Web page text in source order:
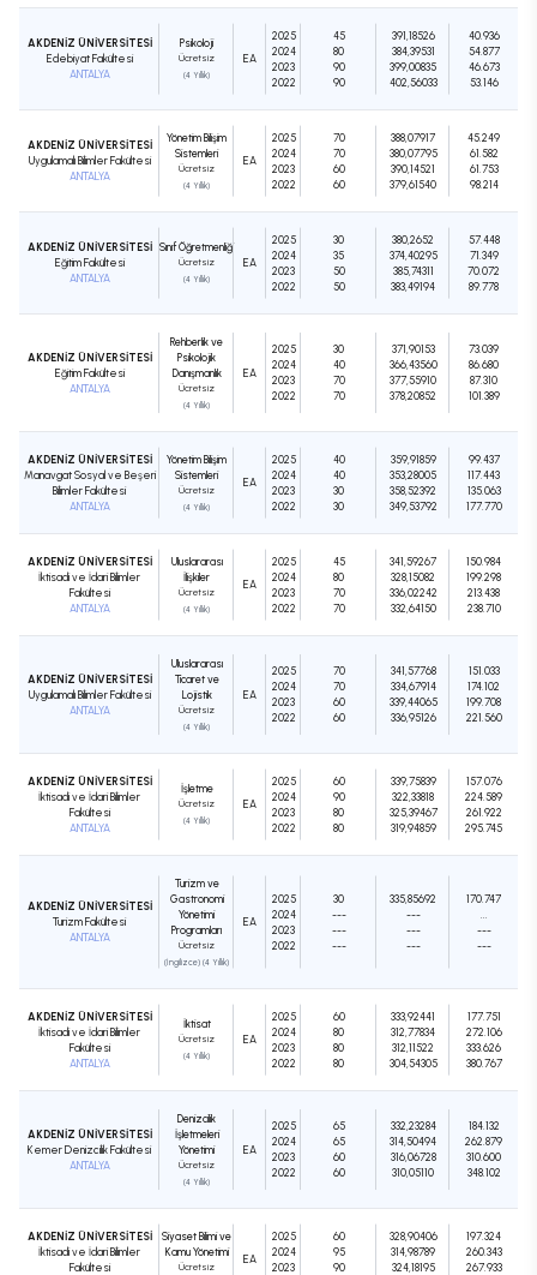
AKDENİZ ÜNİVERSİTESİ
Edebiyat Fakültesi
ANTALYA
Psikoloji
Ücretsiz
(4 Yıllık)
EA
2025
2024
2023
2022
45
80
90
90
391,18526
384,39531
399,00835
402,56033
40.936
54.877
46.673
53.146
AKDENİZ ÜNİVERSİTESİ
Uygulamalı Bilimler Fakültesi
ANTALYA
Yönetim Bilişim
Sistemleri
Ücretsiz
(4 Yıllık)
EA
2025
2024
2023
2022
70
70
60
60
388,07917
380,07795
390,14521
379,61540
45.249
61.582
61.753
98.214
AKDENİZ ÜNİVERSİTESİ
Eğitim Fakültesi
ANTALYA
Sınıf Öğretmenliği
Ücretsiz
(4 Yıllık)
EA
2025
2024
2023
2022
30
35
50
50
380,2652
374,40295
385,74311
383,49194
57.448
71.349
70.072
89.778
AKDENİZ ÜNİVERSİTESİ
Eğitim Fakültesi
ANTALYA
Rehberlik ve
Psikolojik
Danışmanlık
Ücretsiz
(4 Yıllık)
EA
2025
2024
2023
2022
30
40
70
70
371,90153
366,43560
377,55910
378,20852
73.039
86.680
87.310
101.389
AKDENİZ ÜNİVERSİTESİ
Manavgat Sosyal ve Beşeri
Bilimler Fakültesi
ANTALYA
Yönetim Bilişim
Sistemleri
Ücretsiz
(4 Yıllık)
EA
2025
2024
2023
2022
40
40
30
30
359,91859
353,28005
358,52392
349,53792
99.437
117.443
135.063
177.770
AKDENİZ ÜNİVERSİTESİ
İktisadi ve İdari Bilimler
Fakültesi
ANTALYA
Uluslararası
İlişkiler
Ücretsiz
(4 Yıllık)
EA
2025
2024
2023
2022
45
80
70
70
341,59267
328,15082
336,02242
332,64150
150.984
199.298
213.438
238.710
AKDENİZ ÜNİVERSİTESİ
Uygulamalı Bilimler Fakültesi
ANTALYA
Uluslararası
Ticaret ve
Lojistik
Ücretsiz
(4 Yıllık)
EA
2025
2024
2023
2022
70
70
60
60
341,57768
334,67914
339,44065
336,95126
151.033
174.102
199.708
221.560
AKDENİZ ÜNİVERSİTESİ
İktisadi ve İdari Bilimler
Fakültesi
ANTALYA
İşletme
Ücretsiz
(4 Yıllık)
EA
2025
2024
2023
2022
60
90
80
80
339,75839
322,33818
325,39467
319,94859
157.076
224.589
261.922
295.745
AKDENİZ ÜNİVERSİTESİ
Turizm Fakültesi
ANTALYA
Turizm ve
Gastronomi
Yönetimi
Programları
Ücretsiz
(İngilizce) (4 Yıllık)
EA
2025
2024
2023
2022
30
---
---
---
335,85692
---
---
---
170.747
---
---
AKDENİZ ÜNİVERSİTESİ
İktisadi ve İdari Bilimler
Fakültesi
ANTALYA
İktisat
Ücretsiz
(4 Yıllık)
EA
2025
2024
2023
2022
60
80
80
80
333,92441
312,77834
312,11522
304,54305
177.751
272.106
333.626
380.767
AKDENİZ ÜNİVERSİTESİ
Kemer Denizcilik Fakültesi
ANTALYA
Denizcilik
İşletmeleri
Yönetimi
Ücretsiz
(4 Yıllık)
EA
2025
2024
2023
2022
65
65
60
60
332,23284
314,50494
316,06728
310,05110
184.132
262.879
310.600
348.102
AKDENİZ ÜNİVERSİTESİ
İktisadi ve İdari Bilimler
Fakültesi
Siyaset Bilimi ve
Kamu Yönetimi
Ücretsiz
EA
2025
2024
2023
60
95
90
328,90406
314,98789
324,18195
197.324
260.343
267.933